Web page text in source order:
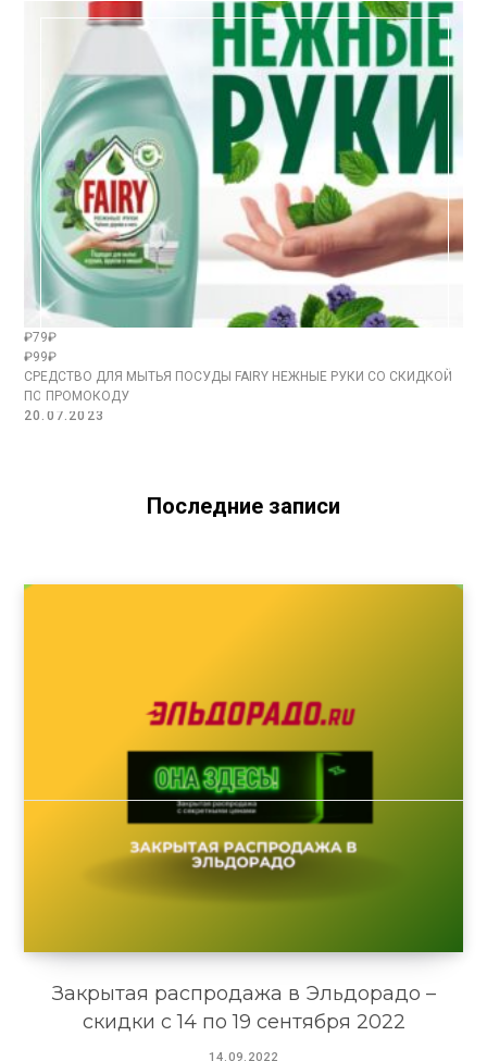
₽79₽
₽99₽
СРЕДСТВО ДЛЯ МЫТЬЯ ПОСУДЫ FAIRY НЕЖНЫЕ РУКИ СО СКИДКОЙ
ПО ПРОМОКОДУ
20.07.2023
Последние записи
Закрытая распродажа в Эльдорадо –
скидки с 14 по 19 сентября 2022
14.09.2022